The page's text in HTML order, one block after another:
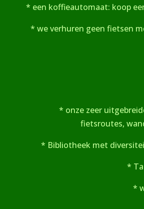
* een koffieautomaat: koop
* we verhuren geen fietsen
* onze zeer
fietsroutes,
* Bibliotheek met
*
*